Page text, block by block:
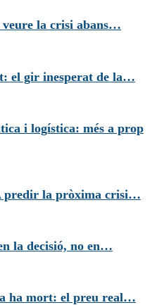
veure la crisi abans…
el gir inesperat de la…
i logística: més a prop
predir la pròxima crisi…
la decisió, no en…
ha mort: el preu real…